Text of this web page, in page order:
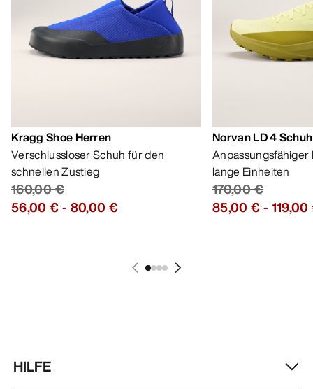
Kragg Shoe Herren
Verschlussloser Schuh für den
schnellen Zustieg
160,00 €
56,00 €- 80,00 €
Norvan LD 4
lange Einheiten
170,00 €
85,00 €-
HILFE